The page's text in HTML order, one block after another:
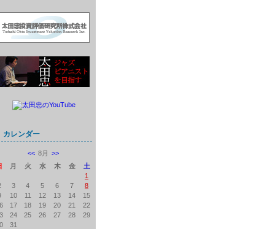
カレンダー
<< 8月 >>
月 火 水 木 金
土
1
3 4 5 6 7
8
10 11 12 13 14
15
17 18 19 20 21
22
24 25 26 27 28
29
31